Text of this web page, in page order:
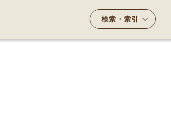
検索・索引